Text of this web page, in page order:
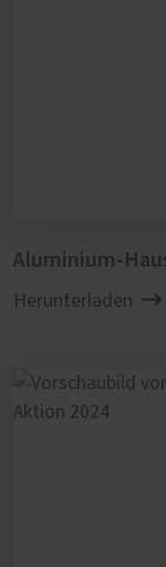
Aluminium-
Herunterladen